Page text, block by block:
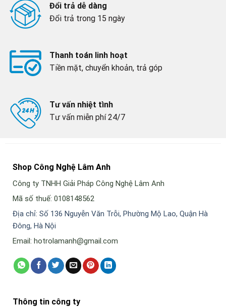
Đổi trả dễ dàng
Đổi trả trong 15 ngày
Thanh toán linh hoạt
Tiền mặt, chuyển khoản, trả góp
Tư vấn nhiệt tình
Tư vấn miễn phí 24/7
Shop Công Nghệ Lâm Anh
Công ty TNHH Giải Pháp Công Nghệ Lâm Anh
Mã số thuế: 0108148562
Địa chỉ: Số 136 Nguyễn Văn Trỗi, Phường Mộ Lao, Quận Hà
Đông, Hà Nội
Email: hotrolamanh@gmail.com
Thông tin công ty